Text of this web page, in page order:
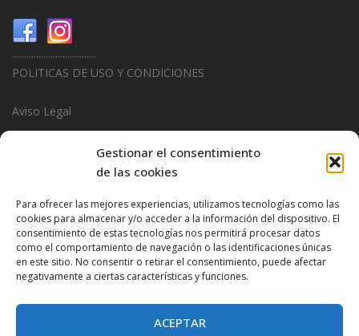
Gestionar el consentimiento
de las cookies
Para ofrecer las mejores experiencias, utilizamos tecnologías como las
cookies para almacenar y/o acceder a la información del dispositivo. El
consentimiento de estas tecnologías nos permitirá procesar datos
como el comportamiento de navegación o las identificaciones únicas
en este sitio. No consentir o retirar el consentimiento, puede afectar
negativamente a ciertas características y funciones.
ACEPTAR
...................................
POLITICAS DE USO Y CONDICIONES
Aviso Legal
Politica de Privacidad
...................................
Design & Promotions ByHitred.com